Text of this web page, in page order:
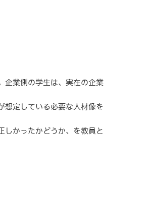
業側の学生は、実在の企業
想定している必要な人材像を
かったかどうか、を教員と